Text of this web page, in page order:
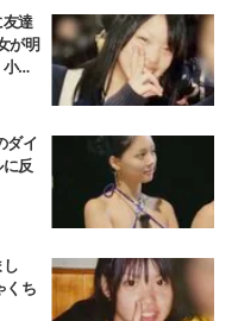
達
が明
森
ダイ
反
くち